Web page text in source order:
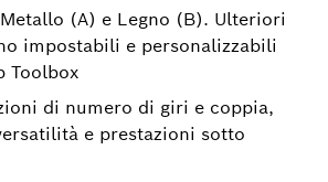
(A) e Legno (B). Ulteriori
impostabili e personalizzabili
Toolbox
di numero di giri e coppia,
e prestazioni sotto